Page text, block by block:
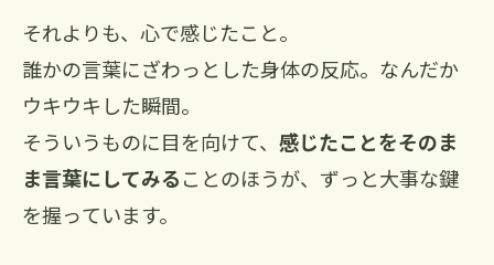
それよりも、心で感じたこと。
誰かの言葉にざわっとした身体の反応。なんだか
ウキウキした瞬間。
そういうものに目を向けて、 感じたことをそのま
ま言葉にしてみることのほうが、ずっと大事な鍵
を握っています。